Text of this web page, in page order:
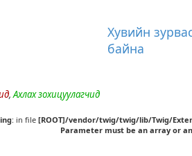
Хувийн
байна
,Ахлах зохицуулагчид
: in file [ROOT]/vendor/twig/twig/lib/Twig/
Parameter must be an array or